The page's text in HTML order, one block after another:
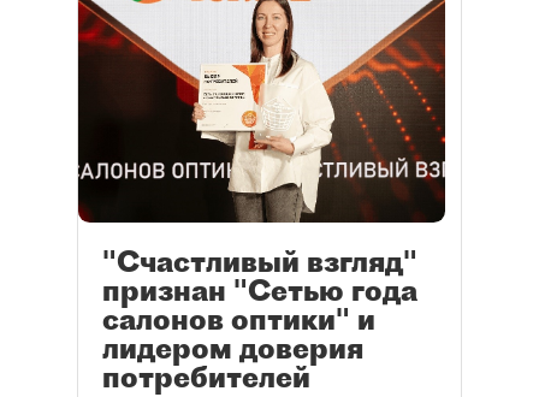
"Счастливый взгляд"
признан "Сетью года
салонов оптики" и
лидером доверия
потребителей